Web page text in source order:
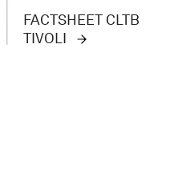
FACTSHEET CLTB
TIVOLI